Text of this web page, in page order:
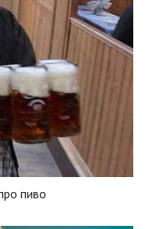
пиво